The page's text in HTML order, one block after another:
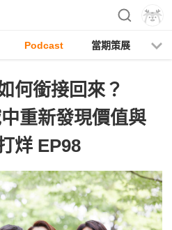
Podcast 當期策展
何銜接回來？
重新發現價值與
烊 EP98